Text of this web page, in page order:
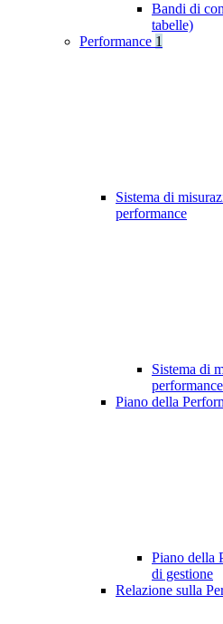
Bandi di
tabelle)
Performance 1
Sistema di
performance
Sistema di
performance
Piano della
Piano della
di gestione
Relazione sulla